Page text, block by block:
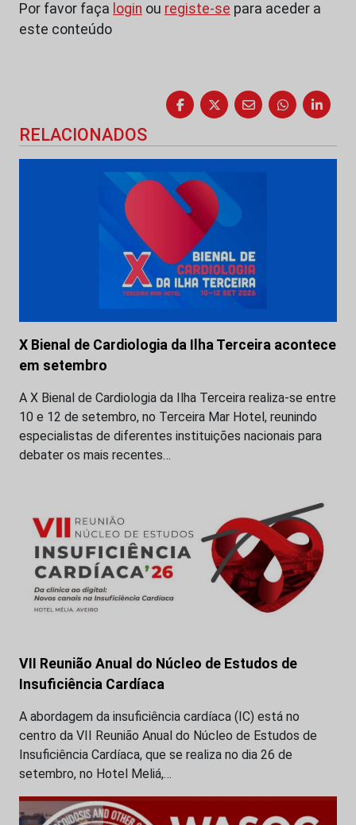
Por favor faça login ou registe-se para aceder a
este conteúdo
RELACIONADOS
X Bienal de Cardiologia da Ilha Terceira acontece
em setembro
A X Bienal de Cardiologia da Ilha Terceira realiza-se entre
10 e 12 de setembro, no Terceira Mar Hotel, reunindo
especialistas de diferentes instituições nacionais para
debater os mais recentes…
VII Reunião Anual do Núcleo de Estudos de
Insuficiência Cardíaca
A abordagem da insuficiência cardíaca (IC) está no
centro da VII Reunião Anual do Núcleo de Estudos de
Insuficiência Cardíaca, que se realiza no dia 26 de
setembro, no Hotel Meliá,…